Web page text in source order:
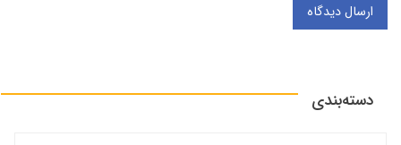
ارسال دیدگاه
دسته‌بندی